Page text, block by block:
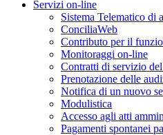
Servizi on-line
Sistema Telematico di
ConciliaWeb
Contributo per il
Monitoraggi on-line
Contratti di servizio
Prenotazione delle
Notifica di un nuovo
Modulistica
Accesso agli atti
Pagamenti spontanei